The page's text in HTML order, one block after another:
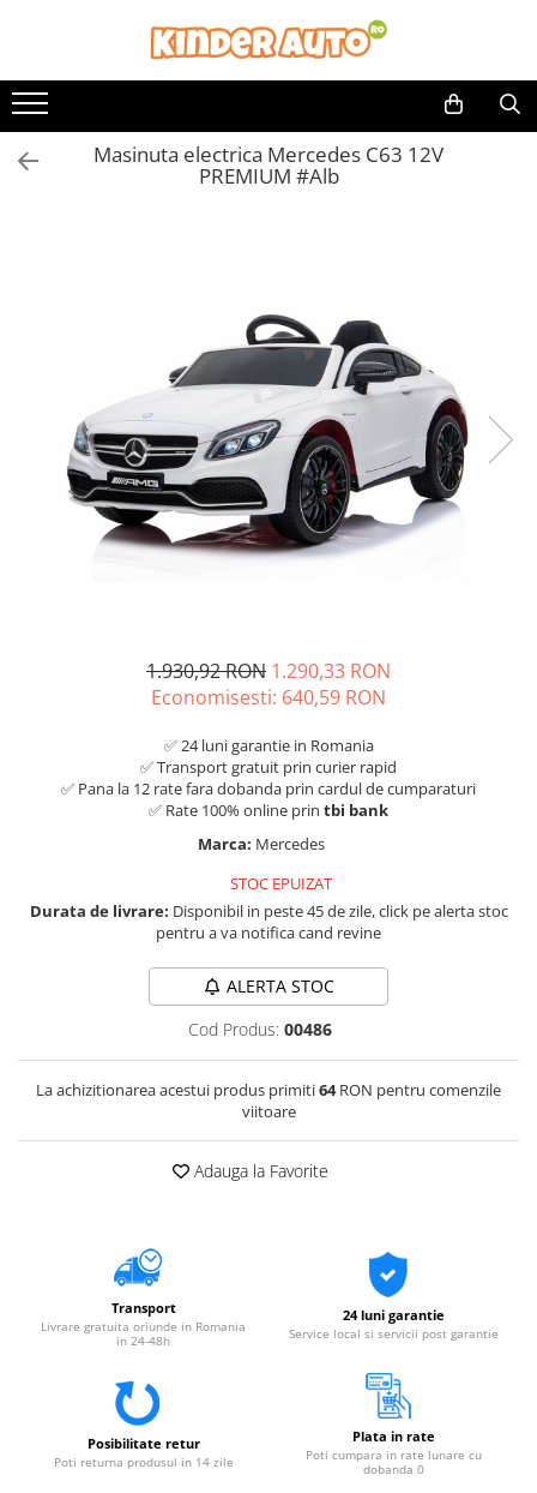
Masinuta electrica Mercedes C63 12V
PREMIUM #Alb
1.930,92 RON 1.290,33 RON
Economisesti: 640,59 RON
✅ 24 luni garantie in Romania
✅ Transport gratuit prin curier rapid
✅ Pana la 12 rate fara dobanda prin cardul de cumparaturi
✅ Rate 100% online prin tbi bank
Marca: Mercedes
STOC EPUIZAT
Durata de livrare: Disponibil in peste 45 de zile, click pe alerta stoc
pentru a va notifica cand revine
ALERTA STOC
Cod Produs: 00486
La achizitionarea acestui produs primiti64RON pentru comenzile
viitoare
Adauga la Favorite
Transport
Livrare gratuita oriunde in Romania
in 24-48h
24 luni garantie
Service local si servicii post garantie
Posibilitate retur
Poti returna produsul in 14 zile
Plata in rate
Poti cumpara in rate lunare cu
dobanda 0